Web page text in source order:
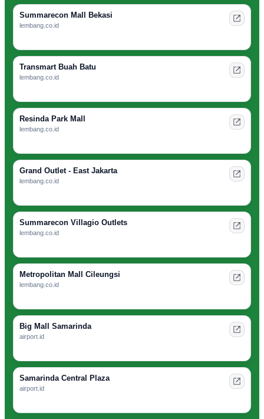
Summarecon Mall Bekasi
lembang.co.id
Transmart Buah Batu
lembang.co.id
Resinda Park Mall
lembang.co.id
Grand Outlet - East Jakarta
lembang.co.id
Summarecon Villagio Outlets
lembang.co.id
Metropolitan Mall Cileungsi
lembang.co.id
Big Mall Samarinda
airport.id
Samarinda Central Plaza
airport.id